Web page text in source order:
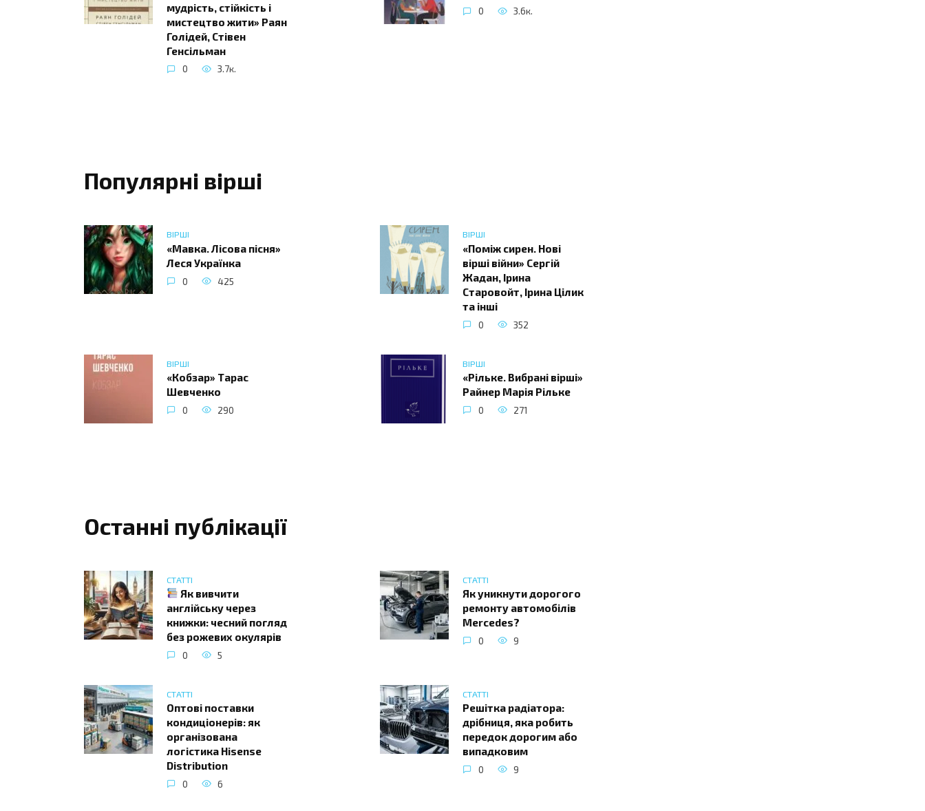
мудрість, стійкість і
мистецтво жити» Раян
Голідей, Стівен
Генсільман
0 3.7к.
0 3.6к.
Популярні вірші
ВІРШІ
«Мавка. Лісова пісня»
Леся Українка
0 425
ВІРШІ
«Поміж сирен. Нові
вірші війни» Сергій
Жадан, Ірина
Старовойт, Ірина Цілик
та інші
0 352
ВІРШІ
«Кобзар» Тарас
Шевченко
0 290
ВІРШІ
«Рільке. Вибрані вірші»
Райнер Марія Рільке
0 271
Останні публікації
СТАТТІ
Як вивчити
англійську через
книжки: чесний погляд
без рожевих окулярів
0 5
СТАТТІ
Як уникнути дорогого
ремонту автомобілів
Mercedes?
0 9
СТАТТІ
Оптові поставки
кондиціонерів: як
організована
логістика Hisense
Distribution
0 6
СТАТТІ
Решітка радіатора:
дрібниця, яка робить
передок дорогим або
випадковим
0 9